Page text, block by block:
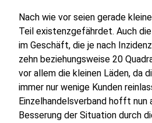
Nach wie vor seien gerade
Teil existenzgefährdet. Auch
im Geschäft, die je nach
zehn beziehungsweise 20
vor allem die kleinen Läden, da
immer nur wenige Kunden
Einzelhandelsverband hofft
Besserung der Situation durch